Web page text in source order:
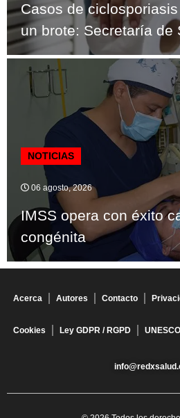
Casos de
un brote: Secretaría de
NOTICIAS
06 agosto, 2026
IMSS opera con éxito
congénita
Acerca Autores Contacto
Cookies Ley GDPR / RGPD UNESCO